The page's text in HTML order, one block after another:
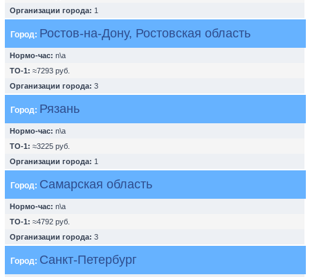
Организации города: 1
Город: Ростов-на-Дону, Ростовская область
Нормо-час: n\a
ТО-1: ≈7293 руб.
Организации города: 3
Город: Рязань
Нормо-час: n\a
ТО-1: ≈3225 руб.
Организации города: 1
Город: Самарская область
Нормо-час: n\a
ТО-1: ≈4792 руб.
Организации города: 3
Город: Санкт-Петербург